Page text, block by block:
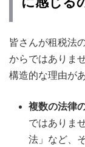
皆さんが租税法
からではありま
構造的な理由が
複数の法律
ではありま
法」など、